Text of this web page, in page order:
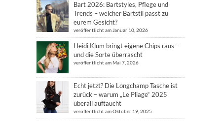
Bart 2026: Bartstyles, Pflege und
Trends – welcher Bartstil passt zu
eurem Gesicht?
veröffentlicht am Januar 10, 2026
Heidi Klum bringt eigene Chips raus –
und die Sorte überrascht
veröffentlicht am Mai 7, 2026
Echt jetzt? Die Longchamp Tasche ist
zurück – warum „Le Pliage“ 2025
überall auftaucht
veröffentlicht am Oktober 19, 2025